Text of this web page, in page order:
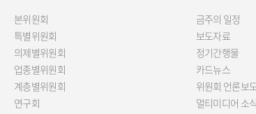
본위원회
특별위원회
의제별위원회
업종별위원회
계층별위원회
연구회
금주의 일정
보도자료
정기간행물
카드뉴스
위원회 언론보
멀티미디어 소식